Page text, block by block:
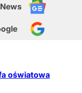
oświatowa